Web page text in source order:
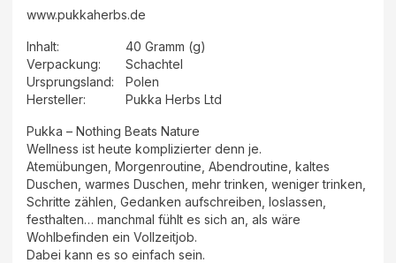
www.pukkaherbs.de
Inhalt:
40 Gramm (g)
Verpackung:
Schachtel
Ursprungsland:
Polen
Hersteller: Pukka Herbs Ltd
Pukka – Nothing Beats Nature
Wellness ist heute komplizierter denn je.
Atemübungen, Morgenroutine, Abendroutine, kaltes
Duschen, warmes Duschen, mehr trinken, weniger trinken,
Schritte zählen, Gedanken aufschreiben, loslassen,
festhalten… manchmal fühlt es sich an, als wäre
Wohlbefinden ein Vollzeitjob.
Dabei kann es so einfach sein.